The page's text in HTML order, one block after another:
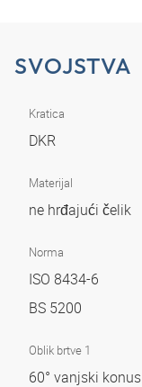
SVOJSTVA
Kratica
DKR
Materijal
ne hrđajući čelik
Norma
ISO 8434-6
BS 5200
Oblik brtve 1
60° vanjski konus